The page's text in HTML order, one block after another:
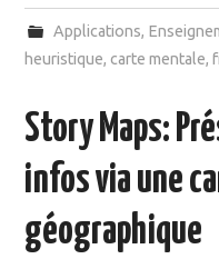
Applications,
heuristique, carte mentale,
Story Maps:
infos via une
géographique